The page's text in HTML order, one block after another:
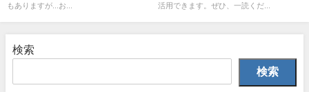
もありますが...お...
活用できます。ぜひ、一読くだ...
検索
検索